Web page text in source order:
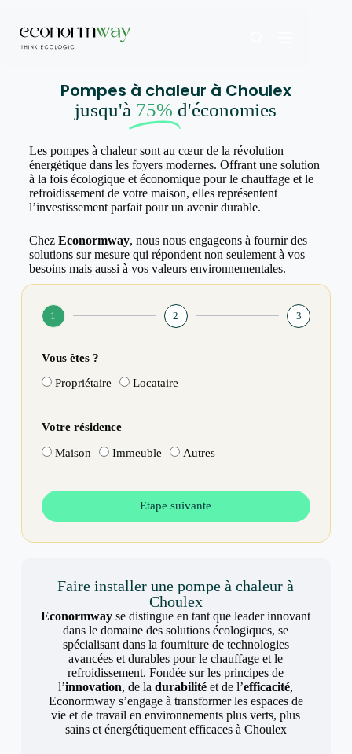
Pompes à chaleur à Choulex
jusqu'à 75% d'économies
Les pompes à chaleur sont au cœur de la révolution
énergétique dans les foyers modernes. Offrant une solution
à la fois écologique et économique pour le chauffage et le
refroidissement de votre maison, elles représentent
l’investissement parfait pour un avenir durable.
Chez Econormway, nous nous engageons à fournir des
solutions sur mesure qui répondent non seulement à vos
besoins mais aussi à vos valeurs environnementales.
1 2 3
Vous êtes ?
Propriétaire Locataire
Votre résidence
Maison Immeuble Autres
Etape suivante
Faire installer une pompe à chaleur à
Choulex
Econormway se distingue en tant que leader innovant
dans le domaine des solutions écologiques, se
spécialisant dans la fourniture de technologies
avancées et durables pour le chauffage et le
refroidissement. Fondée sur les principes de
l’innovation, de ladurabilité et de l’efficacité,
Econormway s’engage à transformer les espaces de
vie et de travail en environnements plus verts, plus
sains et énergétiquement efficaces à Choulex